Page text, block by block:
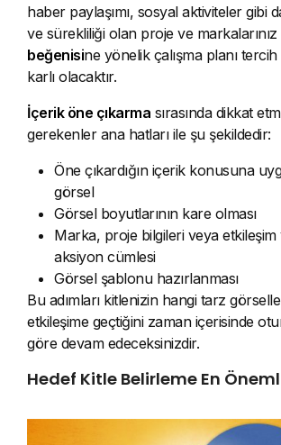
haber paylaşımı, sosyal aktiviteler gibi
ve sürekliliği olan proje ve markalarınız
beğenisine yönelik çalışma planı
karlı olacaktır.
İçerik öne çıkarma sırasında dikkat
gerekenler ana hatları ile şu şekildedir:
Öne çıkardığın içerik konusuna
görsel
Görsel boyutlarının kare olması
Marka, proje bilgileri veya
aksiyon cümlesi
Görsel şablonu hazırlanması
Bu adımları kitlenizin hangi tarz
etkileşime geçtiğini zaman içerisinde
göre devam edeceksinizdir.
Hedef Kitle Belirleme En